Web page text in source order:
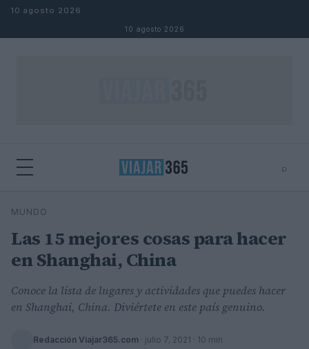
Saltar al contenido
10 agosto 2026
10 agosto 2026
⌕
Buscar
MUNDO
Las 15 mejores cosas para hacer
en Shanghai, China
Conoce la lista de lugares y actividades que puedes hacer
en Shanghai, China. Diviértete en este país genuino.
Redacción Viajar365.com · julio 7, 2021 · 10 min